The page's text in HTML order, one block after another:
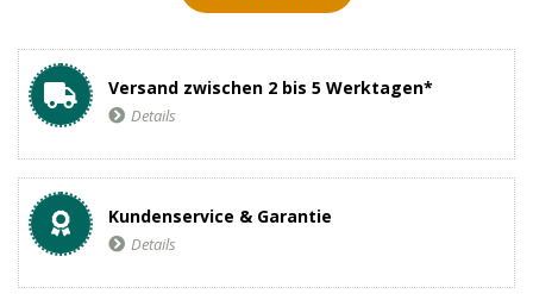
Versand zwischen 2 bis 5 Werktagen*
Details
Kundenservice & Garantie
Details